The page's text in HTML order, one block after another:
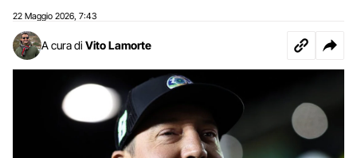
22 Maggio 2026 7:43
A cura di Vito Lamorte